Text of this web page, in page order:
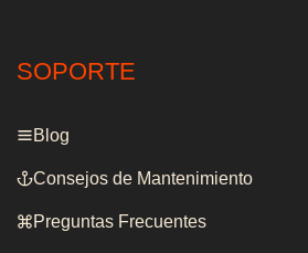
SOPORTE
Blog
Consejos de Mantenimiento
Preguntas Frecuentes